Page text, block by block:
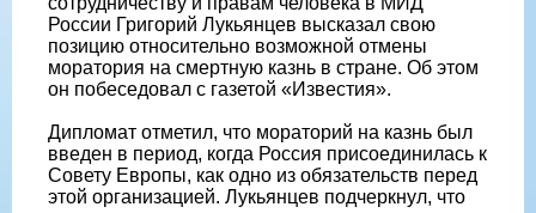
России Григорий Лукьянцев высказал свою
позицию относительно возможной отмены
моратория на смертную казнь в стране. Об этом
он побеседовал с газетой «Известия».
Дипломат отметил, что мораторий на казнь был
введен в период, когда Россия присоединилась к
Совету Европы, как одно из обязательств перед
этой организацией. Лукьянцев подчеркнул, что